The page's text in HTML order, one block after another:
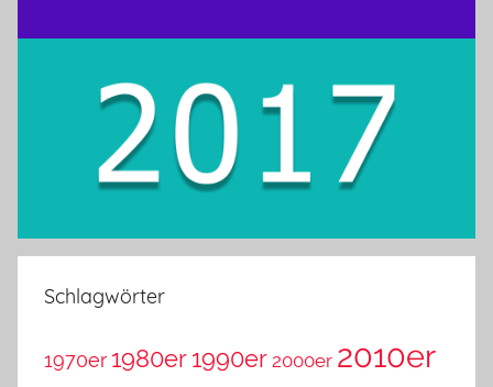
Schlagwörter
1970er 1980er 1990er 2000er 2010er